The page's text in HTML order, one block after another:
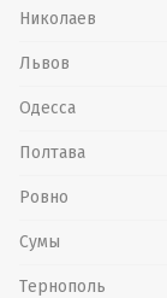
Николаев
Львов
Одесса
Полтава
Ровно
Сумы
Тернополь